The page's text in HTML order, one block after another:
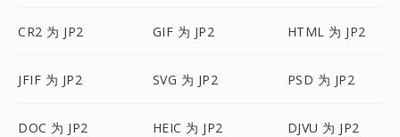
CR2 为 JP2 GIF 为 JP2 HTML 为 JP2
JFIF 为 JP2 SVG 为 JP2 PSD 为 JP2
DOC 为 JP2 HEIC 为 JP2 DJVU 为 JP2